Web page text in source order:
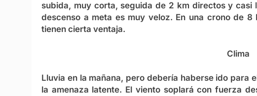
subida, muy corta, seguida de 2 km directos y
descenso a meta es muy veloz. En una crono de
tienen cierta ventaja.
Clima
Lluvia en la mañana, pero debería haberse ido para
la amenaza latente. El viento soplará con fuerza